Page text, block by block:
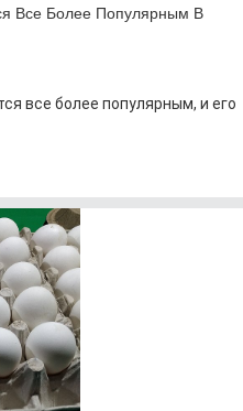
Все Более Популярным В
все более популярным, и его